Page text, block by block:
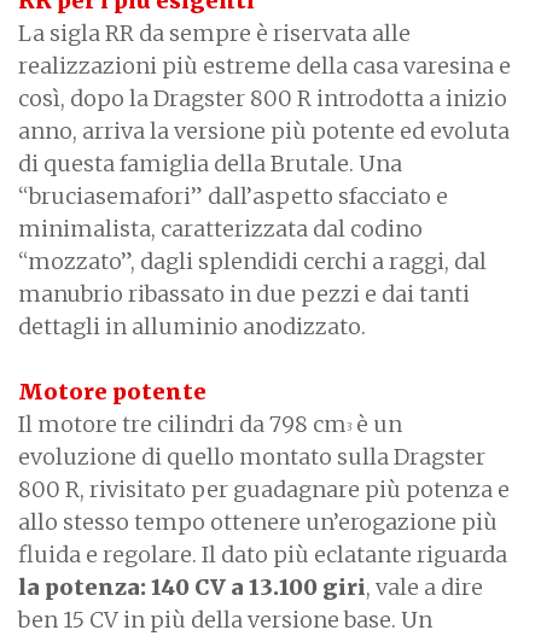
La sigla RR da sempre è riservata alle
realizzazioni più estreme della casa varesina e
così, dopo la Dragster 800 R introdotta a inizio
anno, arriva la versione più potente ed evoluta
di questa famiglia della Brutale. Una
“bruciasemafori” dall’aspetto sfacciato e
minimalista, caratterizzata dal codino
“mozzato”, dagli splendidi cerchi a raggi, dal
manubrio ribassato in due pezzi e dai tanti
dettagli in alluminio anodizzato.
Motore potente
Il motore tre cilindri da 798 cm3 è un
evoluzione di quello montato sulla Dragster
800 R, rivisitato per guadagnare più potenza e
allo stesso tempo ottenere un’erogazione più
fluida e regolare. Il dato più eclatante riguarda
la potenza: 140 CV a 13.100 giri, vale a dire
ben 15 CV in più della versione base. Un